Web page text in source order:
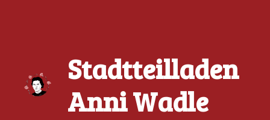
Stadtteilladen
Anni Wadle